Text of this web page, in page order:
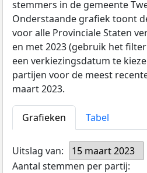
stemmers in de gemeente
Onderstaande grafiek toont
voor alle Provinciale Staten
en met 2023 (gebruik het
een verkiezingsdatum te
partijen voor de meest
maart 2023.
Grafieken Tabel
Uitslag van:
15 maart 2023
Aantal stemmen per partij: